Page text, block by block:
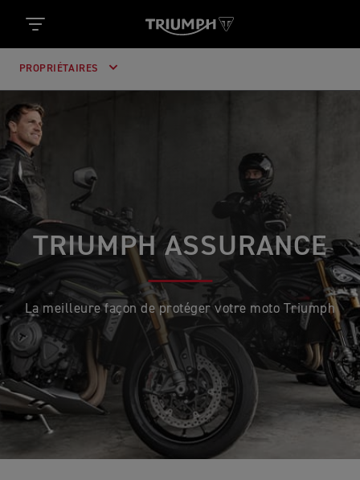
PROPRIÉTAIRES
TRIUMPH ASSURANCE
La meilleure façon de protéger votre moto Triumph